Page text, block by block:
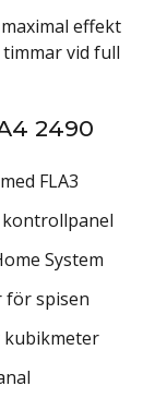
effekt
vid full
2490
FLA3
System
för spisen
kubikmeter